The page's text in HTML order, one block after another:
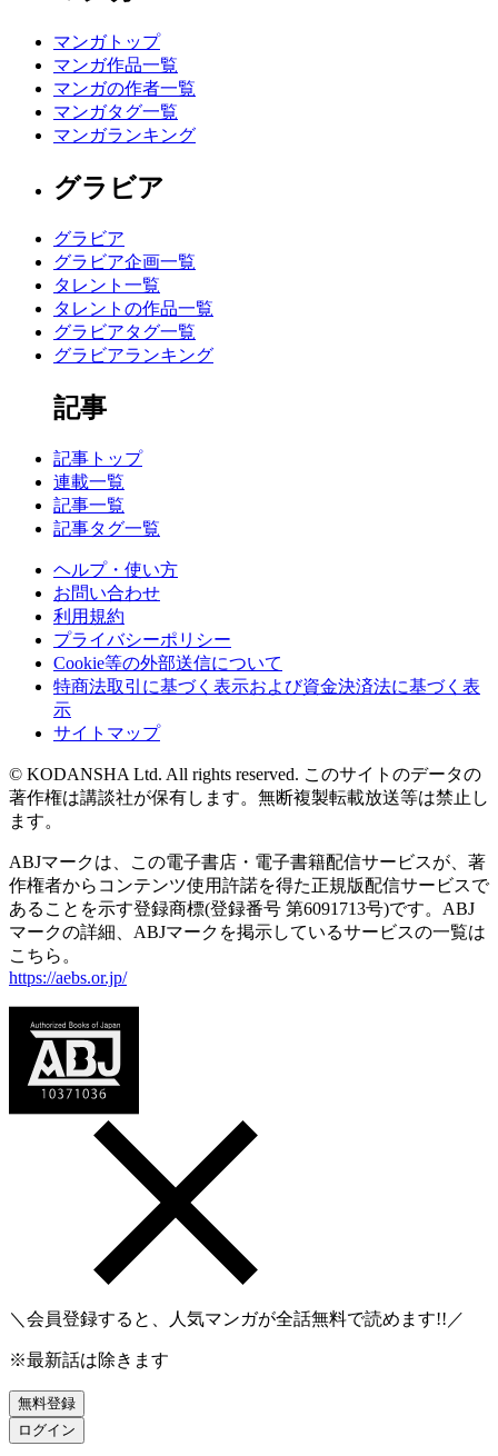
マンガトップ
マンガ作品一覧
マンガの作者一覧
マンガタグ一覧
マンガランキング
グラビア
グラビア
グラビア企画一覧
タレント一覧
タレントの作品一覧
グラビアタグ一覧
グラビアランキング
記事
記事トップ
連載一覧
記事一覧
記事タグ一覧
ヘルプ・使い方
お問い合わせ
利用規約
プライバシーポリシー
Cookie等の外部送信について
特商法取引に基づく表示および資金決済法に基づく表
示
サイトマップ
© KODANSHA Ltd. All rights reserved. このサイトのデータの
著作権は講談社が保有します。無断複製転載放送等は禁止し
ます。
ABJマークは、この電子書店・電子書籍配信サービスが、著
作権者からコンテンツ使用許諾を得た正規版配信サービスで
あることを示す登録商標(登録番号 第6091713号)です。ABJ
マークの詳細、ABJマークを掲示しているサービスの一覧は
こちら。
https://aebs.or.jp/
＼会員登録すると、人気マンガが全話無料で読めます!!／
※最新話は除きます
無料登録
ログイン